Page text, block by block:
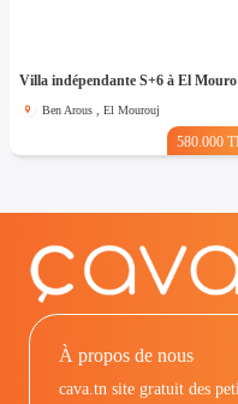
Ben Arous , El Mourouj
580.000
À propos de nous
cava.tn site gratuit des